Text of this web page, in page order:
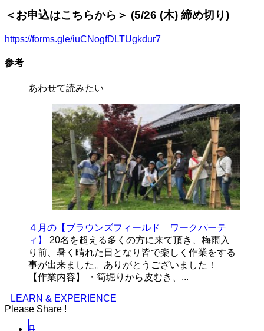
＜お申込はこちらから＞ (5/26 (木) 締め切り)
https://forms.gle/iuCNogfDLTUgkdur7
参考
あわせて読みたい
４月の【ブラウンズフィールド ワークパーテ
ィ】
20名を超える多くの方に来て頂き、梅雨入
り前、暑く晴れた日となり皆で楽しく作業をする
事が出来ました。ありがとうございました！
【作業内容】 ・筍堀りから皮むき、...
LEARN & EXPERIENCE
Please Share !